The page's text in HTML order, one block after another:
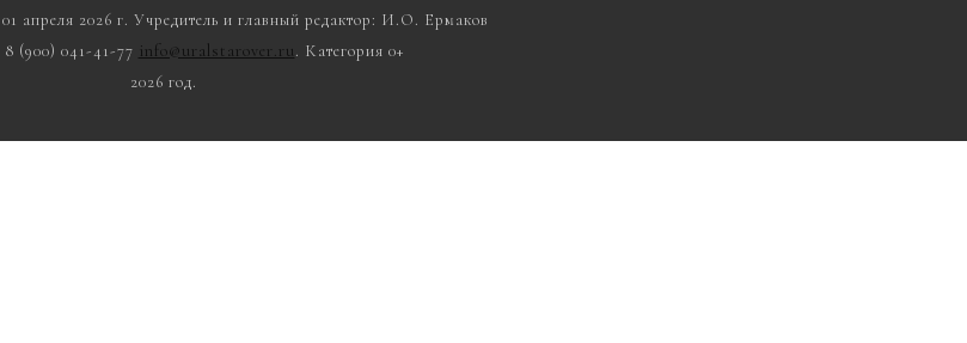
01 апреля 2026 г. Учредитель и главный редактор: И.О. Ермаков
8 (900) 041-41-77 info@uralstarover.ru. Категория 0+
2026 год.